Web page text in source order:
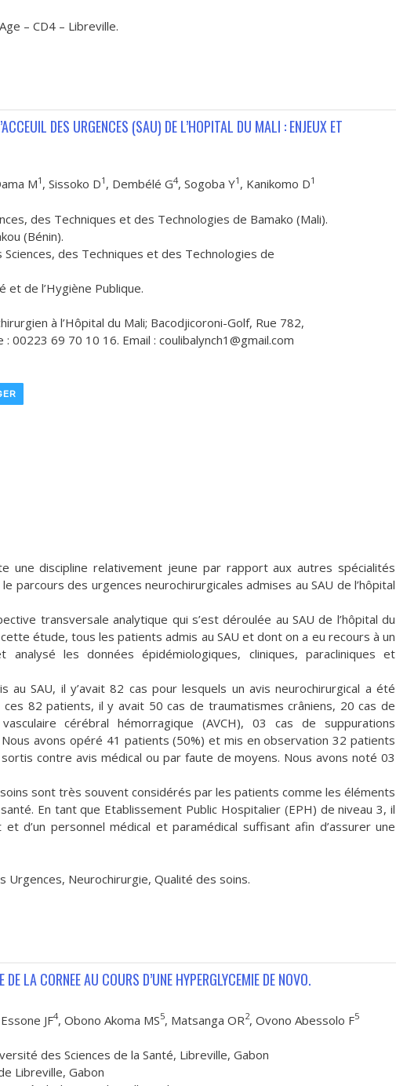
– CD4 – Libreville.
DES URGENCES (SAU) DE L’HOPITAL DU MALI : ENJEUX ET
M1 , Sissoko D1 , Dembélé G4, Sogoba Y1 , Kanikomo D1
des Techniques et des Technologies de Bamako (Mali).
(Bénin).
des Techniques et des Technologies de
et de l’Hygiène Publique.
à l’Hôpital du Mali; Bacodjicoroni-Golf, Rue 782,
00223 69 70 10 16. Email : coulibalynch1@gmail.com
une discipline relativement jeune par rapport aux autres spécialités
parcours des urgences neurochirurgicales admises au SAU de l’hôpital
transversale analytique qui s’est déroulée au SAU de l’hôpital du
étude, tous les patients admis au SAU et dont on a eu recours à un
analysé les données épidémiologiques, cliniques, paracliniques et
SAU, il y’avait 82 cas pour lesquels un avis neurochirurgical a été
82 patients, il y avait 50 cas de traumatismes crâniens, 20 cas de
cérébral hémorragique (AVCH), 03 cas de suppurations
avons opéré 41 patients (50%) et mis en observation 32 patients
contre avis médical ou par faute de moyens. Nous avons noté 03
soins sont très souvent considérés par les patients comme les éléments
En tant que Etablissement Public Hospitalier (EPH) de niveau 3, il
d’un personnel médical et paramédical suffisant afin d’assurer une
Urgences, Neurochirurgie, Qualité des soins.
LA CORNEE AU COURS D’UNE HYPERGLYCEMIE DE NOVO.
JF4, Obono Akoma MS5, Matsanga OR2, Ovono Abessolo F5
des Sciences de la Santé, Libreville, Gabon
Libreville, Gabon